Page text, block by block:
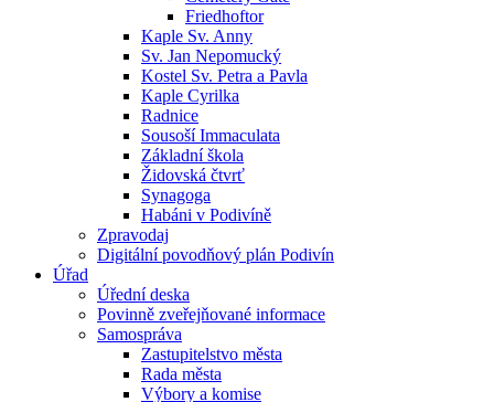
Friedhoftor
Kaple Sv. Anny
Sv. Jan Nepomucký
Kostel Sv. Petra a Pavla
Kaple Cyrilka
Radnice
Sousoší Immaculata
Základní škola
Židovská čtvrť
Synagoga
Habáni v Podivíně
Zpravodaj
Digitální povodňový plán Podivín
Úřad
Úřední deska
Povinně zveřejňované informace
Samospráva
Zastupitelstvo města
Rada města
Výbory a komise